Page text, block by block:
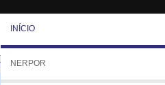
INÍCIO
NERPOR
dos Prémios Politécnico de Excelência